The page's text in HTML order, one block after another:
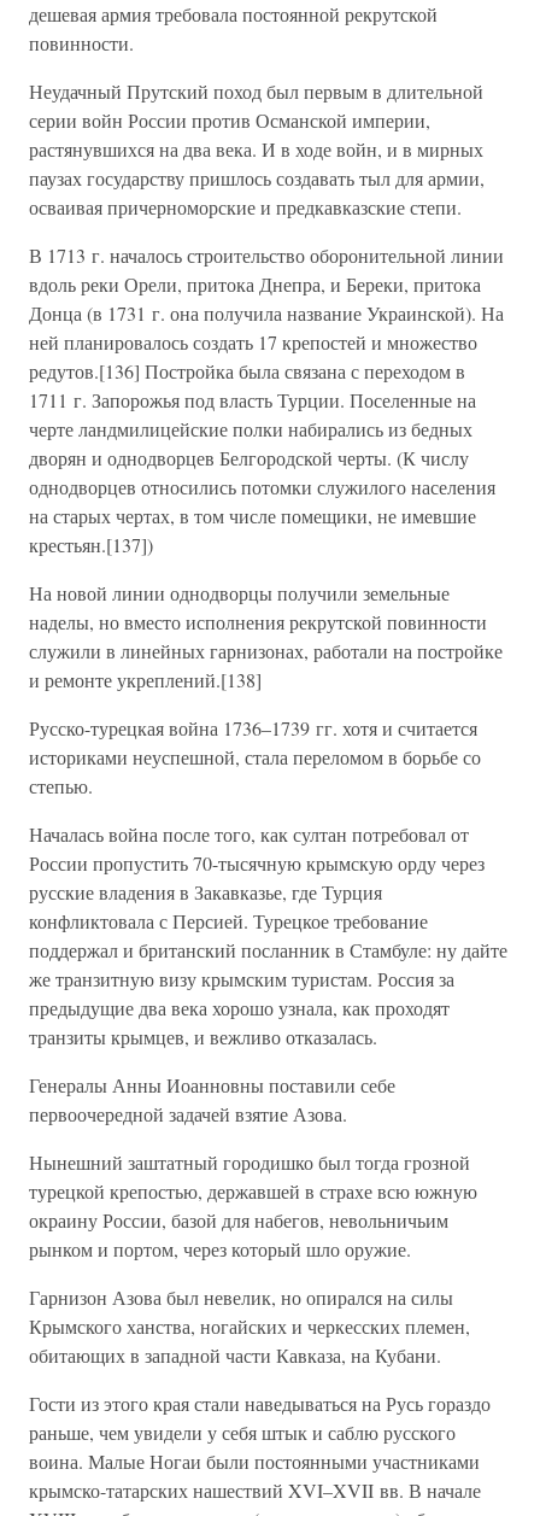
дешевая армия требовала постоянной рекрутской
повинности.
Неудачный Прутский поход был первым в длительной
серии войн России против Османской империи,
растянувшихся на два века. И в ходе войн, и в мирных
паузах государству пришлось создавать тыл для армии,
осваивая причерноморские и предкавказские степи.
В 1713 г. началось строительство оборонительной линии
вдоль реки Орели, притока Днепра, и Береки, притока
Донца (в 1731 г. она получила название Украинской). На
ней планировалось создать 17 крепостей и множество
редутов.[136] Постройка была связана с переходом в
1711 г. Запорожья под власть Турции. Поселенные на
черте ландмилицейские полки набирались из бедных
дворян и однодворцев Белгородской черты. (К числу
однодворцев относились потомки служилого населения
на старых чертах, в том числе помещики, не имевшие
крестьян.[137])
На новой линии однодворцы получили земельные
наделы, но вместо исполнения рекрутской повинности
служили в линейных гарнизонах, работали на постройке
и ремонте укреплений.[138]
Русско-турецкая война 1736–1739 гг. хотя и считается
историками неуспешной, стала переломом в борьбе со
степью.
Началась война после того, как султан потребовал от
России пропустить 70-тысячную крымскую орду через
русские владения в Закавказье, где Турция
конфликтовала с Персией. Турецкое требование
поддержал и британский посланник в Стамбуле: ну дайте
же транзитную визу крымским туристам. Россия за
предыдущие два века хорошо узнала, как проходят
транзиты крымцев, и вежливо отказалась.
Генералы Анны Иоанновны поставили себе
первоочередной задачей взятие Азова.
Нынешний заштатный городишко был тогда грозной
турецкой крепостью, державшей в страхе всю южную
окраину России, базой для набегов, невольничьим
рынком и портом, через который шло оружие.
Гарнизон Азова был невелик, но опирался на силы
Крымского ханства, ногайских и черкесских племен,
обитающих в западной части Кавказа, на Кубани.
Гости из этого края стали наведываться на Русь гораздо
раньше, чем увидели у себя штык и саблю русского
воина. Малые Ногаи были постоянными участниками
крымско-татарских нашествий XVI–XVII вв. В начале